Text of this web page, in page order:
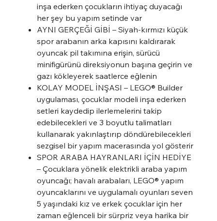
inşa ederken çocukların ihtiyaç duyacağı
her şey bu yapım setinde var
AYNI GERÇEĞİ GİBİ – Siyah-kırmızı küçük
spor arabanın arka kapısını kaldırarak
oyuncak pil takımına erişin, sürücü
minifigürünü direksiyonun başına geçirin ve
gazı kökleyerek saatlerce eğlenin
KOLAY MODEL İNŞASI – LEGO® Builder
uygulaması, çocuklar modeli inşa ederken
setleri kaydedip ilerlemelerini takip
edebilecekleri ve 3 boyutlu talimatları
kullanarak yakınlaştırıp döndürebilecekleri
sezgisel bir yapım macerasında yol gösterir
SPOR ARABA HAYRANLARI İÇİN HEDİYE
– Çocuklara yönelik elektrikli araba yapım
oyuncağı; havalı arabaları, LEGO® yapım
oyuncaklarını ve uygulamalı oyunları seven
5 yaşındaki kız ve erkek çocuklar için her
zaman eğlenceli bir sürpriz veya harika bir